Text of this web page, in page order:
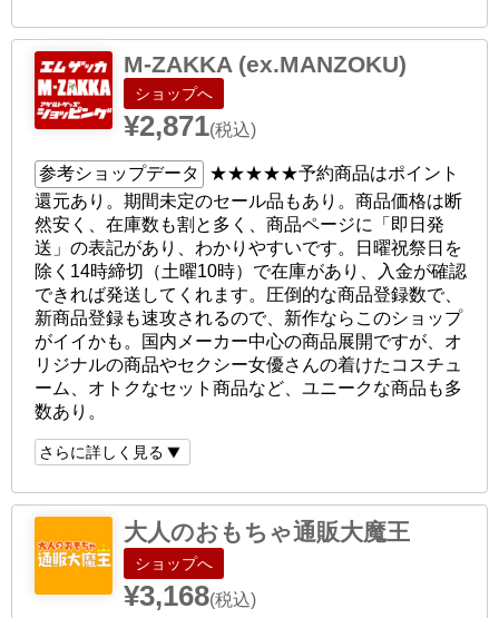
M-ZAKKA (ex.MANZOKU)
ショップへ
¥2,871(税込)
参考ショップデータ ★★★★★予約商品はポイント
還元あり。期間未定のセール品もあり。商品価格は断
然安く、在庫数も割と多く、商品ページに「即日発
送」の表記があり、わかりやすいです。日曜祝祭日を
除く14時締切（土曜10時）で在庫があり、入金が確認
できれば発送してくれます。圧倒的な商品登録数で、
新商品登録も速攻されるので、新作ならこのショップ
がイイかも。国内メーカー中心の商品展開ですが、オ
リジナルの商品やセクシー女優さんの着けたコスチュ
ーム、オトクなセット商品など、ユニークな商品も多
数あり。
さらに詳しく見る
大人のおもちゃ通販大魔王
ショップへ
¥3,168(税込)